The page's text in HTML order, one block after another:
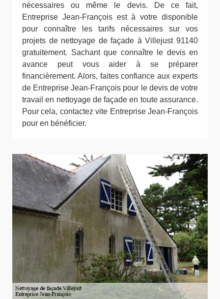
nécessaires ou même le devis. De ce fait,
Entreprise Jean-François est à votre disponible
pour connaître les tarifs nécessaires sur vos
projets de nettoyage de façade à Villejust 91140
gratuitement. Sachant que connaître le devis en
avance peut vous aider à se préparer
financièrement. Alors, faites confiance aux experts
de Entreprise Jean-François pour le devis de votre
travail en nettoyage de façade en toute assurance.
Pour cela, contactez vite Entreprise Jean-François
pour en bénéficier.